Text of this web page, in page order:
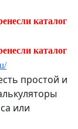
каталог
каталог
простой и
или